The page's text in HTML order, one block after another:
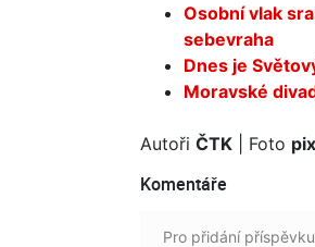
Osobní vlak
sebevraha
Dnes je
Moravské
Autoři ČTK | Foto
Komentáře
Pro přidání